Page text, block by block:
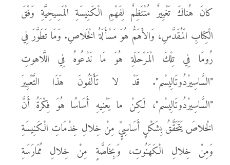
كانَ هُناكَ تَغْيِيرٌ مُنْتَظِمٌ لِفَهْمِ الْكَنِيسَةِ الْمَسِيحِيَّةِ وَفْقَ
الْكِتابِ الْمُقَدَّسِ، وَالأَهَمُّ هُوَ مَسْأَلَةُ الْخَلاصِ. وَمَا تَطَوَّرَ فِي
رُومَا فِي تِلْكَ الْمَرْحَلَةِ هُوَ مَا نَدْعُوهُ فِي اللَّاهوتِ
"السَّاسِيرْدُوتَالِيسْم". قَدْ لا تَأْلَفُونَ هَذَا التَّعْبِيرَ
"السَّاسِيرْدُوتَالِيسْم"، لَكِنْ ما يَعْنِيهِ أَسَاسًا هُوَ فِكْرَةُ أَنَّ
الْخلاصَ يَتَحَقَّقُ بِشَكْلٍ أَسَاسِيٍّ مِنْ خِلالِ خِدْمَاتِ الْكَنِيسَةِ
وَمِنْ خِلالِ الْكَهَنُوتِ، وَبِخَاصَّةٍ مِنْ خِلالِ مُمَارَسَةِ